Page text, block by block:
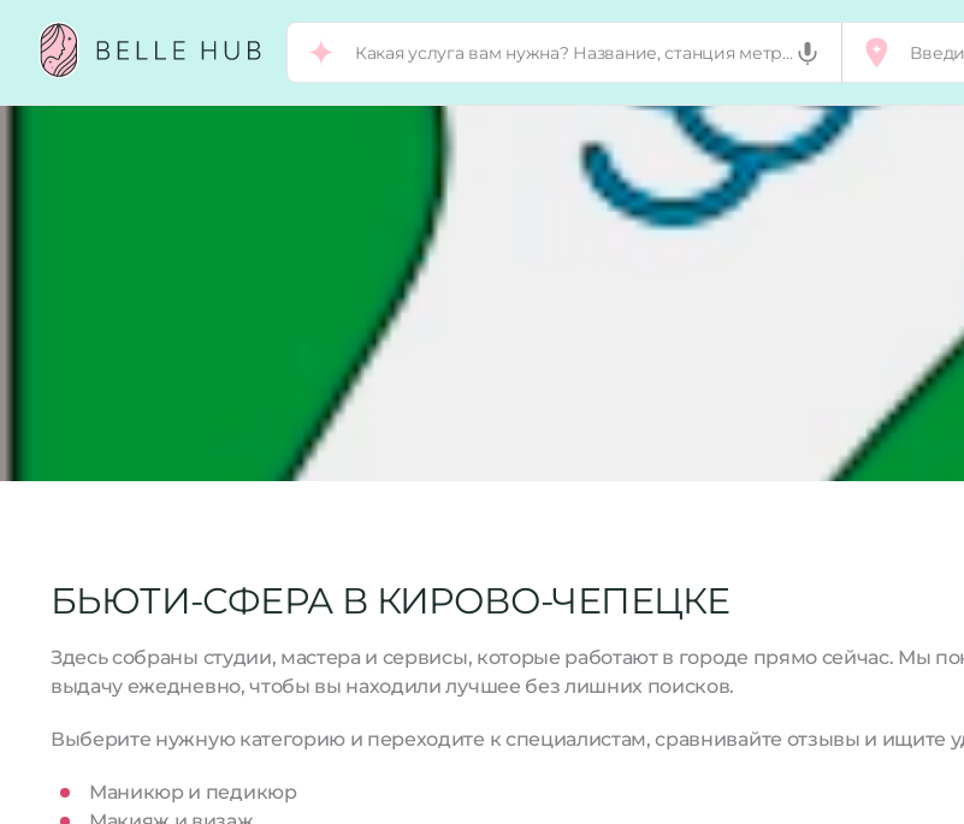
БЬЮТИ-СФЕРА В КИРОВО-ЧЕПЕЦКЕ
Здесь собраны студии, мастера и сервисы, которые работают в городе прямо сейчас. Мы
выдачу ежедневно, чтобы вы находили лучшее без лишних поисков.
Выберите нужную категорию и переходите к специалистам, сравнивайте отзывы и
Маникюр и педикюр